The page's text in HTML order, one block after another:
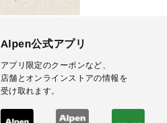
Alpen公式アプリ
アプリ限定のクーポンなど、
店舗とオンラインストアの情報を
受け取れます。